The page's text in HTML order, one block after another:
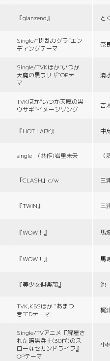
『glanzend』 と
Single/“閃乱カグラ”エン
ディングテーマ
奈
Single/TVKほか“いつか
天魔の黒ウサギ”OPテー
マ
清
TVKほか“いつか天魔の黒
ウサギ”イメージソング
吉
『HOT LADY』 中
single (共作)岩里未央
「CLASH」c/w 三
『TWIN』 三
『WOW！』 馬
『WOW！』 馬
『美少女倶楽部』 池
TVK,KBSほか “あまつ
き”EDテーマ
梶
Single/TVアニメ『解雇さ
れた暗黒兵士(30代)のス
ローなセカンドライフ』
OPテーマ
小